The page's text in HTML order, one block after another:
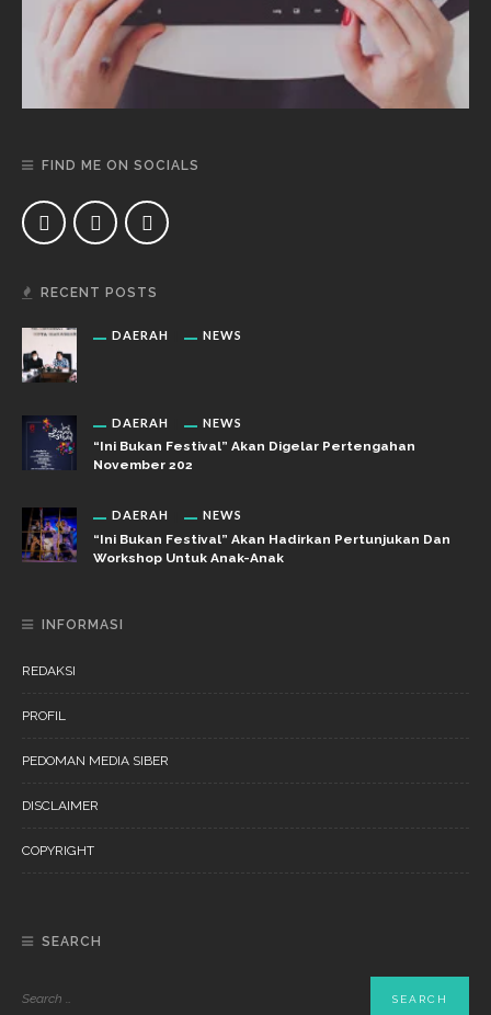
FIND ME ON SOCIALS
RECENT POSTS
DAERAH NEWS
DAERAH NEWS
“Ini Bukan Festival” Akan Digelar Pertengahan
November 202
DAERAH NEWS
“Ini Bukan Festival” Akan Hadirkan Pertunjukan Dan
Workshop Untuk Anak-Anak
INFORMASI
REDAKSI
PROFIL
PEDOMAN MEDIA SIBER
DISCLAIMER
COPYRIGHT
SEARCH